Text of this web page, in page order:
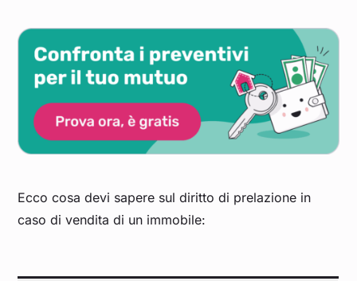
Ecco cosa devi sapere sul diritto di prelazione in
caso di vendita di un immobile: